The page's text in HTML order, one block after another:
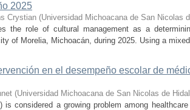
2025
Crystian (Universidad Michoacana de San Nicolas
the role of cultural management as a
of Morelia, Michoacán, during 2025. Using a
en el desempeño escolar de
(Universidad Michoacana de San Nicolas de
is considered a growing problem among